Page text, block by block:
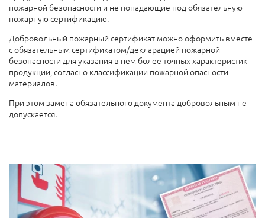
пожарной безопасности и не попадающие под обязательную
пожарную сертификацию.
Добровольный пожарный сертификат можно оформить вместе
с обязательным сертификатом/декларацией пожарной
безопасности для указания в нем более точных характеристик
продукции, согласно классификации пожарной опасности
материалов.
При этом замена обязательного документа добровольным не
допускается.